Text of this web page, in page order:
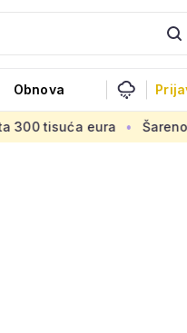
Obnova
Šareno vertikalno selo: